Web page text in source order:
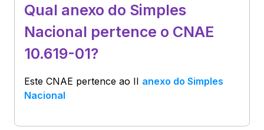
Qual anexo do Simples
Nacional pertence o CNAE
10.619-01?
Este CNAE pertence ao II anexo do Simples
Nacional